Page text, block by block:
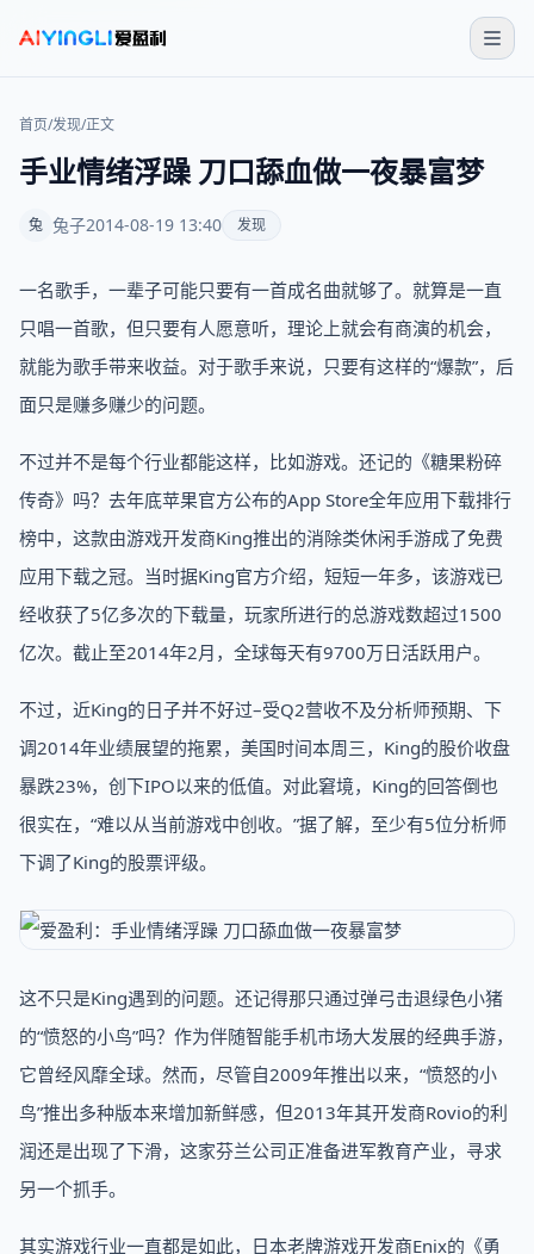
首页/发现/正文
手业情绪浮躁 刀口舔血做一夜暴富梦
兔 兔子2014-08-19 13:40 发现
一名歌手，一辈子可能只要有一首成名曲就够了。就算是一直
只唱一首歌，但只要有人愿意听，理论上就会有商演的机会，
就能为歌手带来收益。对于歌手来说，只要有这样的“爆款”，后
面只是赚多赚少的问题。
不过并不是每个行业都能这样，比如游戏。还记的《糖果粉碎
传奇》吗？去年底苹果官方公布的App Store全年应用下载排行
榜中，这款由游戏开发商King推出的消除类休闲手游成了免费
应用下载之冠。当时据King官方介绍，短短一年多，该游戏已
经收获了5亿多次的下载量，玩家所进行的总游戏数超过1500
亿次。截止至2014年2月，全球每天有9700万日活跃用户。
不过，近King的日子并不好过–受Q2营收不及分析师预期、下
调2014年业绩展望的拖累，美国时间本周三，King的股价收盘
暴跌23%，创下IPO以来的低值。对此窘境，King的回答倒也
很实在，“难以从当前游戏中创收。”据了解，至少有5位分析师
下调了King的股票评级。
这不只是King遇到的问题。还记得那只通过弹弓击退绿色小猪
的“愤怒的小鸟”吗？作为伴随智能手机市场大发展的经典手游，
它曾经风靡全球。然而，尽管自2009年推出以来，“愤怒的小
鸟”推出多种版本来增加新鲜感，但2013年其开发商Rovio的利
润还是出现了下滑，这家芬兰公司正准备进军教育产业，寻求
另一个抓手。
其实游戏行业一直都是如此，日本老牌游戏开发商Enix的《勇